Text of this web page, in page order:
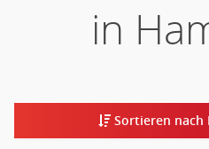
in
Sortieren nach